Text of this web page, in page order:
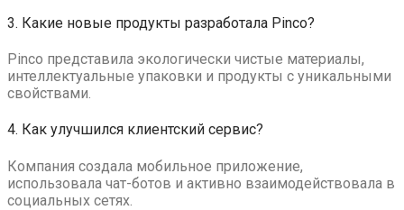
3. Какие новые продукты разработала Pinco?
Pinco представила экологически чистые материалы,
интеллектуальные упаковки и продукты с уникальными
свойствами.
4. Как улучшился клиентский сервис?
Компания создала мобильное приложение,
использовала чат-ботов и активно взаимодействовала в
социальных сетях.